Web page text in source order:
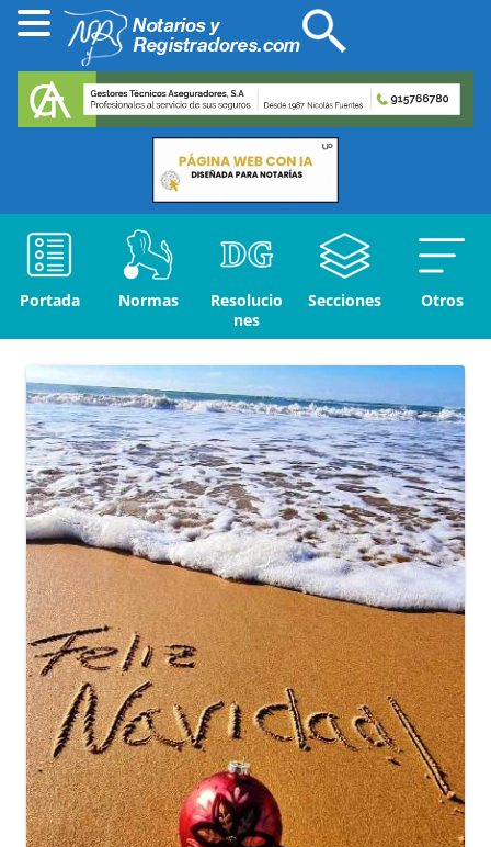
Portada Normas
Resolucio
nes
Secciones Otros